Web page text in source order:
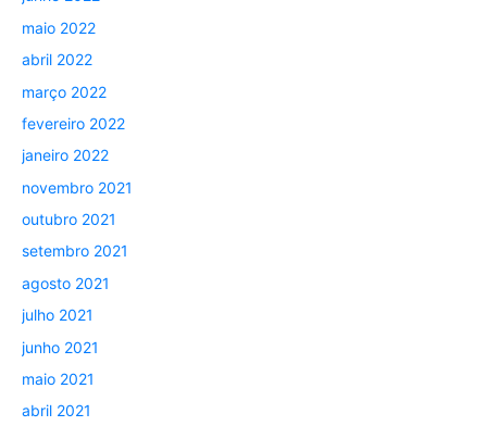
maio 2022
abril 2022
março 2022
fevereiro 2022
janeiro 2022
novembro 2021
outubro 2021
setembro 2021
agosto 2021
julho 2021
junho 2021
maio 2021
abril 2021